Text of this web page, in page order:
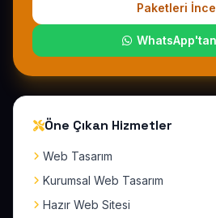
Paketleri
Öne Çıkan Hizmetler
Web Tasarım
Kurumsal Web Tasarım
Hazır Web Sitesi